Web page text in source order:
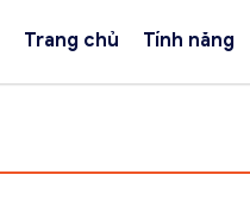
Trang chủ Tính năng